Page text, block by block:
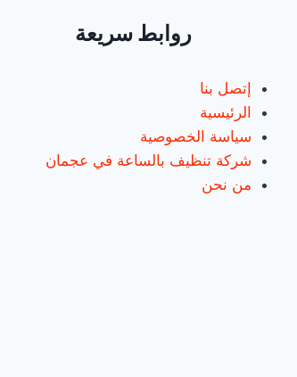
روابط سريعة
إتصل بنا
الرئيسية
سياسة الخصوصية
شركة تنظيف بالساعة في عجمان
من نحن